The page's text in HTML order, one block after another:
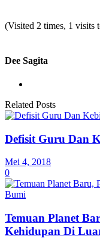
(Visited 2 times, 1 visits
Dee Sagita
Related Posts
Defisit Guru Dan
Mei 4, 2018
0
Temuan Planet
Kehidupan Di